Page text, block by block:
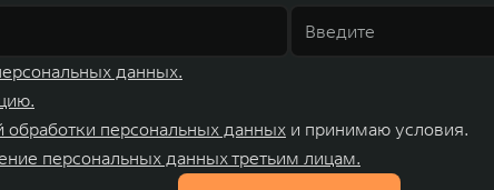
данных.
обработки персональных данных и принимаю условия.
персональных данных третьим лицам.